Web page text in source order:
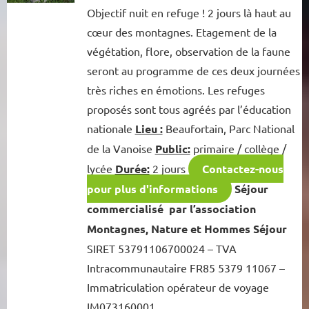
Objectif nuit en refuge ! 2 jours là haut au
cœur des montagnes. Etagement de la
végétation, flore, observation de la faune
seront au programme de ces deux journées
très riches en émotions. Les refuges
proposés sont tous agréés par l’éducation
nationale Lieu :Beaufortain, Parc National
de la Vanoise Public:primaire / collège /
lycée Durée:2 jours
Contactez-nous
pour plus d'informations
Séjour
commercialisé par l’association
Montagnes, Nature et Hommes Séjour
SIRET 53791106700024 – TVA
Intracommunautaire FR85 5379 11067 –
Immatriculation opérateur de voyage
IM073160001